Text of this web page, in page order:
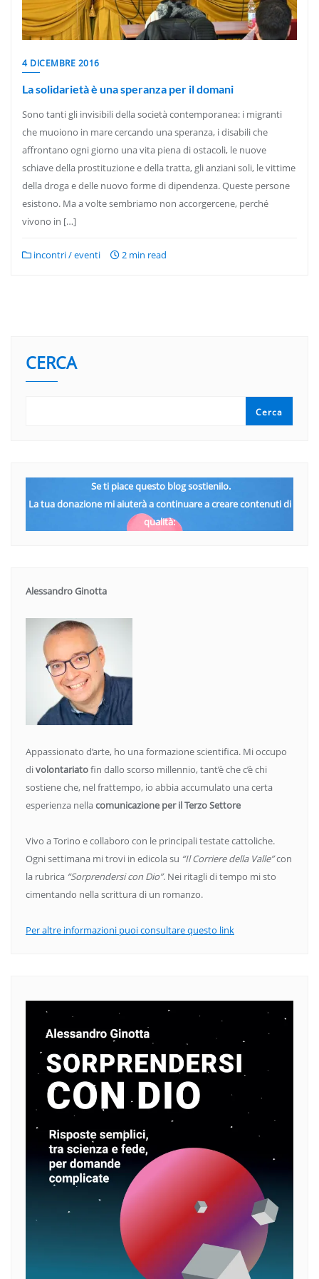
4 DICEMBRE 2016
La solidarietà è una speranza per il domani
Sono tanti gli invisibili della società contemporanea: i migranti
che muoiono in mare cercando una speranza, i disabili che
affrontano ogni giorno una vita piena di ostacoli, le nuove
schiave della prostituzione e della tratta, gli anziani soli, le vittime
della droga e delle nuovo forme di dipendenza. Queste persone
esistono. Ma a volte sembriamo non accorgercene, perché
vivono in […]
incontri / eventi 2 min read
CERCA
Cerca
Se ti piace questo blog sostienilo.
La tua donazione mi aiuterà a continuare a creare contenuti di
qualità:
Alessandro Ginotta
Appassionato d’arte, ho una formazione scientifica. Mi occupo
divolontariatofin dallo scorso millennio, tant’è che c’è chi
sostiene che, nel frattempo, io abbia accumulato una certa
esperienza nellacomunicazione per il Terzo Settore
Vivo a Torino e collaboro con le principali testate cattoliche.
Ogni settimana mi trovi in edicola su “Il Corriere della Valle”con
la rubrica “Sorprendersi con Dio”. Nei ritagli di tempo mi sto
cimentando nella scrittura di un romanzo.
Per altre informazioni puoi consultare questo link